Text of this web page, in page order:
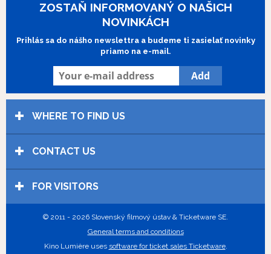
ZOSTAŇ INFORMOVANÝ O NAŠICH
NOVINKÁCH
Prihlás sa do nášho newslettra a budeme ti zasielať novinky
priamo na e-mail.
WHERE TO FIND US
CONTACT US
FOR VISITORS
© 2011 - 2026 Slovenský filmový ústav & Ticketware SE.
General terms and conditions
Kino Lumière uses software for ticket sales Ticketware.